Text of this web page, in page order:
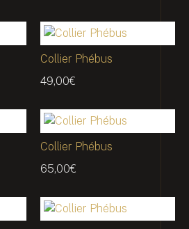
Collier Phébus
49,00€
Collier Phébus
65,00€